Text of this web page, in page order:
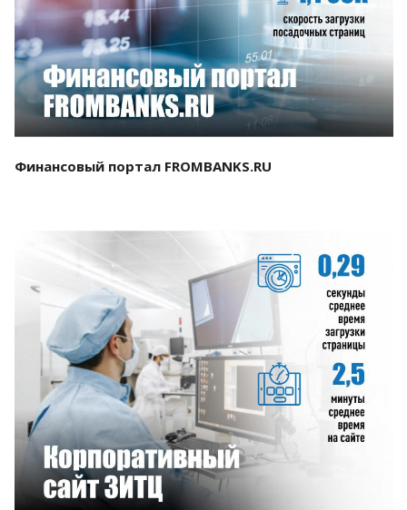
Смотреть проект
Финансовый портал FROMBANKS.RU
Смотреть проект